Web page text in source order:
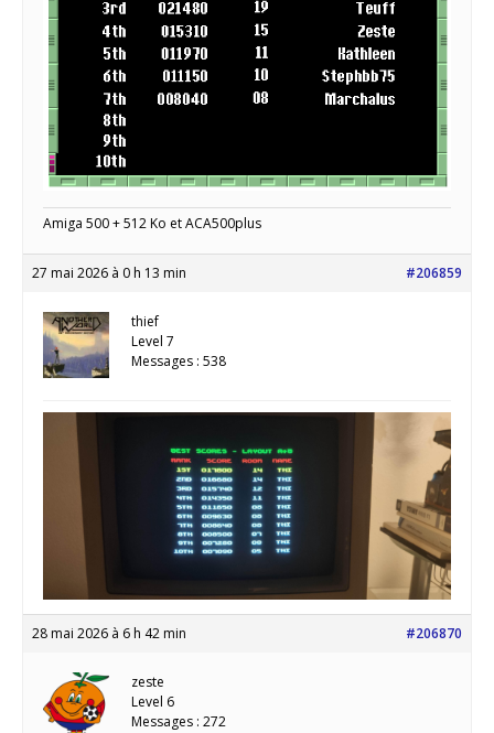
Amiga 500 + 512 Ko et ACA500plus
27 mai 2026 à 0 h 13 min #206859
thief
Level 7
Messages : 538
28 mai 2026 à 6 h 42 min #206870
zeste
Level 6
Messages : 272